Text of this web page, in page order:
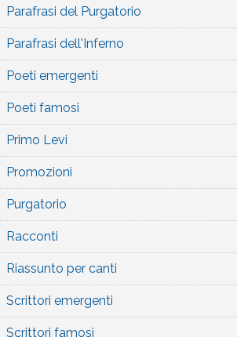
Parafrasi del Purgatorio
Parafrasi dell'Inferno
Poeti emergenti
Poeti famosi
Primo Levi
Promozioni
Purgatorio
Racconti
Riassunto per canti
Scrittori emergenti
Scrittori famosi